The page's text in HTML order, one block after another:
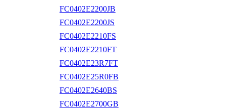
FC0402E2200JB
FC0402E2200JS
FC0402E2210FS
FC0402E2210FT
FC0402E23R7FT
FC0402E25R0FB
FC0402E2640BS
FC0402E2700GB